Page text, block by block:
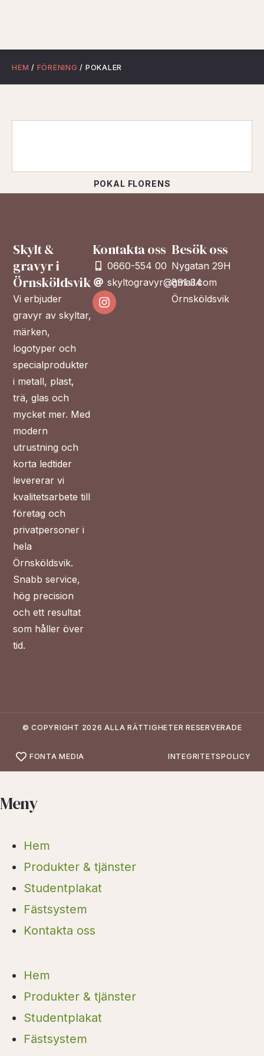
HEM / FÖRENING / POKALER
POKAL FLORENS
Skylt &
gravyr i
Örnsköldsvik
Vi erbjuder
gravyr av skyltar,
märken,
logotyper och
specialprodukter
i metall, plast,
trä, glas och
mycket mer. Med
modern
utrustning och
korta ledtider
levererar vi
kvalitetsarbete till
företag och
privatpersoner i
hela
Örnsköldsvik.
Snabb service,
hög precision
och ett resultat
som håller över
tid.
Besök oss
Nygatan 29H
891 34
Örnsköldsvik
Kontakta oss
0660-554 00
skyltogravyr@gmail.com
© COPYRIGHT 2026 ALLA RÄTTIGHETER RESERVERADE
FONTA MEDIA INTEGRITETSPOLICY
välja bort. De
behövs för
att hemsidan
över huvud
taget ska
fungera.
Statistik
För att vi ska
kunna
förbättra
hemsidans
funktionalitet
och
uppbyggnad,
baserat på
hur
används.
Upplevelse
För att vår
hemsida ska
bra som
möjligt
under ditt
funktionalitet
från
hemsidan.
med dig av dina
intressen och ditt
beteende när du
surfar ökar du
chansen att få se
personligt
anpassat
Meny
Hem
Produkter & tjänster
Studentplakat
Fästsystem
Kontakta oss
Hem
Produkter & tjänster
Studentplakat
Fästsystem